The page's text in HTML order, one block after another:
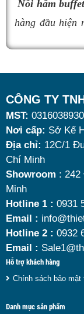
Nồi hâm
hàng đầu hiện
Tuy nhiên,
đâu là loại phù
dùng điện hay
chí quan
nóng thức ăn
phí nhất hiện
CÔNG TY
MST: 0316038930
Nơi cấp: Sở Kế
Địa chỉ: 12C/1
Chí Minh
Showroom : 242
Minh
Hotline 1 : 0931
Email :
Hotline 2 : 0932
Email :
Hỗ trợ khách hàng
Chính sách bảo mật
Danh mục sản phẩm